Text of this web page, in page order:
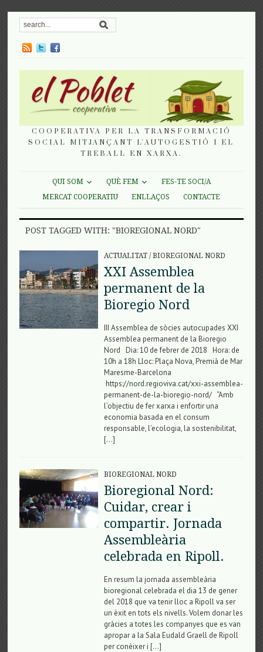
COOPERATIVA PER LA TRANSFORMACIÓ
SOCIAL MITJANÇANT L'AUTOGESTIÓ I EL
TREBALL EN XARXA.
QUI SOM QUÈ FEM
FES-TE SOCI/A
MERCAT COOPERATIU
ENLLAÇOS CONTACTE
POST TAGGED WITH: "BIOREGIONAL NORD"
ACTUALITAT/BIOREGIONAL NORD
XXI Assemblea
permanent de la
Bioregio Nord
III Assemblea de sòcies autocupades XXI
Assemblea permanent de la Bioregio
Nord Dia: 10 de febrer de 2018 Hora: de
10h a 18h Lloc: Plaça Nova, Premià de Mar
Maresme-Barcelona
https://nord.regioviva.cat/xxi-assemblea-
permanent-de-la-bioregio-nord/ “Amb
l’objectiu de fer xarxa i enfortir una
economia basada en el consum
responsable, l’ecologia, la sostenibilitat,
[…]
BIOREGIONAL NORD
Bioregional Nord:
Cuidar, crear i
compartir. Jornada
Assembleària
celebrada en Ripoll.
En resum la jornada assembleària
bioregional celebrada el dia 13 de gener
del 2018 que va tenir lloc a Ripoll va ser
un èxit en tots els nivells. Volem donar les
gràcies a totes les companyes que es van
apropar a la Sala Eudald Graell de Ripoll
per conèixer i […]